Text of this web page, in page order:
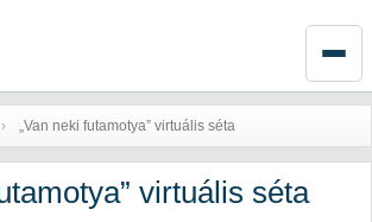
„Van neki futamotya” virtuális séta
virtuális séta